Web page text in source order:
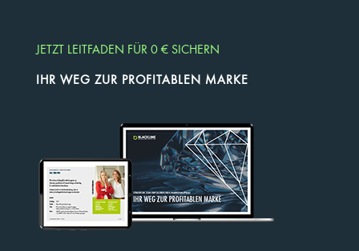
JETZT LEITFADEN FÜR 0 € SICHERN
IHR WEG ZUR PROFITABLEN MARKE